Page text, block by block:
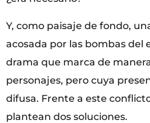
Y, como paisaje de fondo,
acosada por las bombas del
drama que marca de
personajes, pero cuya
difusa. Frente a este
plantean dos soluciones.